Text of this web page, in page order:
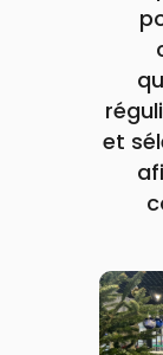
Voir la
avec capuchon
le jet d'urine. Il
premier jour de la
présumée des
Voir le produit
Ajouter au
et